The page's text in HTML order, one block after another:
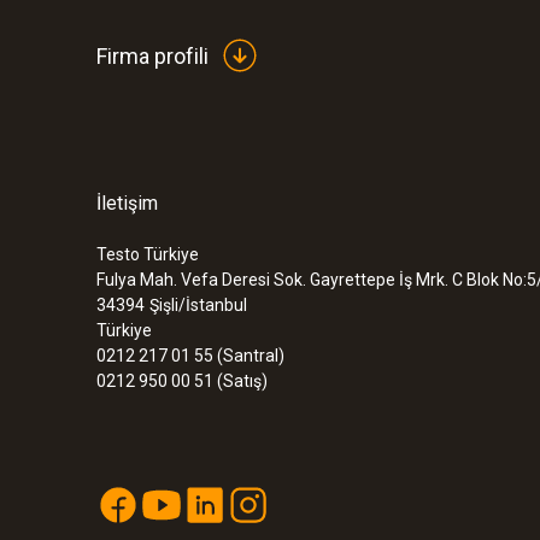
Firma profili
İletişim
Testo Türkiye
Fulya Mah. Vefa Deresi Sok. Gayrettepe İş Mrk. C Blok
34394 Şişli/İstanbul
Türkiye
0212 217 01 55 (Santral)
0212 950 00 51 (Satış)